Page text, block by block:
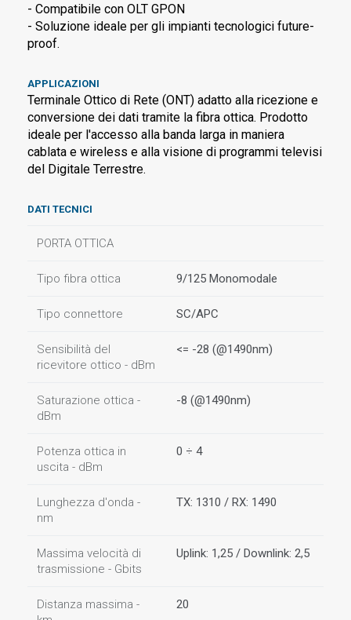
- Compatibile con OLT GPON
- Soluzione ideale per gli impianti tecnologici future-
proof.
APPLICAZIONI
Terminale Ottico di Rete (ONT) adatto alla ricezione e
conversione dei dati tramite la fibra ottica. Prodotto
ideale per l'accesso alla banda larga in maniera
cablata e wireless e alla visione di programmi televisi
del Digitale Terrestre.
DATI TECNICI
PORTA OTTICA
Tipo fibra ottica 9/125 Monomodale
Tipo connettore SC/APC
Sensibilità del
ricevitore ottico - dBm
<= -28 (@1490nm)
Saturazione ottica -
dBm
-8 (@1490nm)
Potenza ottica in
uscita - dBm
0 ÷ 4
Lunghezza d'onda -
nm
TX: 1310 / RX: 1490
Massima velocità di
trasmissione - Gbits
Uplink: 1,25 / Downlink: 2,5
Distanza massima -
20